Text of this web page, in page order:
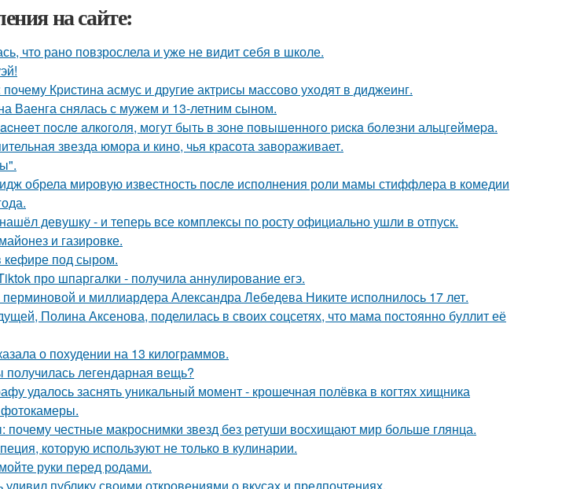
на сайте:
что рано повзрослела и уже не видит себя в школе.
Кристина асмус и другие актрисы массово уходят в диджеинг.
Ваенга снялась с мужем и 13-летним сыном.
пocлe aлкoгoля, мoгут быть в зoнe пoвышeннoгo pиcкa бoлeзни альцгeймepa.
звезда юмора и кино, чья красота завораживает.
обрела мировую известность после исполнения роли мамы стиффлера в комедии
девушку - и теперь все комплексы по росту официально ушли в отпуск.
и газировке.
кефире под сыром.
про шпаргалки - получила аннулирование егэ.
и миллиардера Александра Лебедева Никите исполнилось 17 лет.
Полина Аксенова, поделилась в своих соцсетях, что мама постоянно буллит её
о похудении на 13 килограммов.
получилась легендарная вещь?
удалось заснять уникальный момент - крошечная полёвка в когтях хищника
почему честные макроснимки звезд без ретуши восхищают мир больше глянца.
которую используют не только в кулинарии.
руки перед родами.